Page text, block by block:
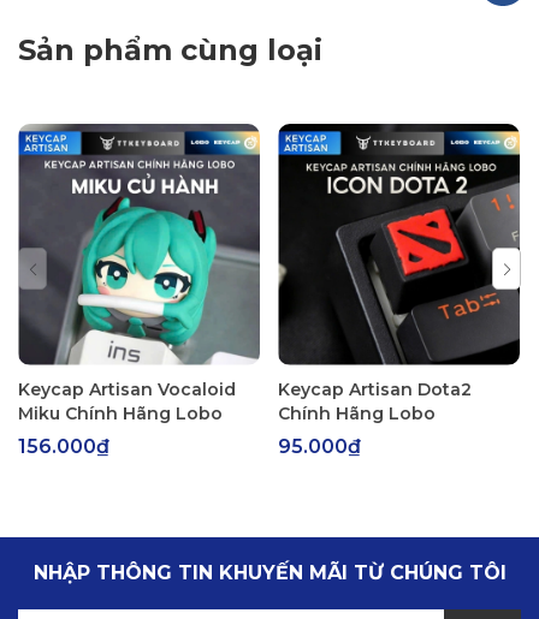
Sản phẩm cùng loại
Keycap Artisan Vocaloid
Miku Chính Hãng Lobo
156.000₫
Keycap Artisan Dota2
Chính Hãng Lobo
95.000₫
NHẬP THÔNG TIN KHUYẾN MÃI TỪ CHÚNG TÔI